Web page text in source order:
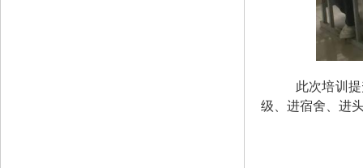
此次培训
级、进宿舍、进